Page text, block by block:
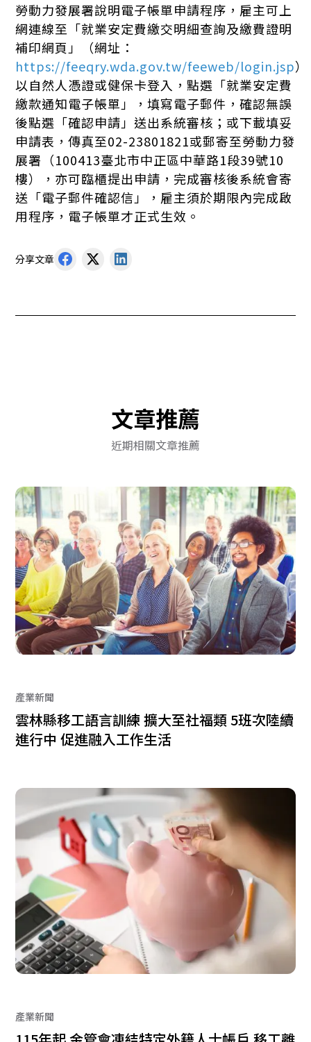
勞動力發展署說明電子帳單申請程序，雇主可上
網連線至「就業安定費繳交明細查詢及繳費證明
補印網頁」（網址：
https://feeqry.wda.gov.tw/feeweb/login.jsp
以自然人憑證或健保卡登入，點選「就業安定費
繳款通知電子帳單」，填寫電子郵件，確認無誤
後點選「確認申請」送出系統審核；或下載填妥
申請表，傳真至02-23801821或郵寄至勞動力發
展署（100413臺北市中正區中華路1段39號10
樓），亦可臨櫃提出申請，完成審核後系統會寄
送「電子郵件確認信」，雇主須於期限內完成啟
用程序，電子帳單才正式生效。
分享文章
文章推薦
近期相關文章推薦
產業新聞
雲林縣移工語言訓練 擴大至社福類 5班次陸續
進行中 促進融入工作生活
產業新聞